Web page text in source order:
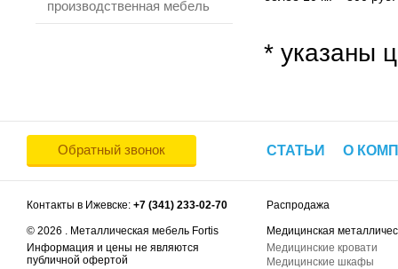
производственная мебель
* указаны
Обратный звонок СТАТЬИ О
Контакты в Ижевске: +7 (341) 233-02-70
© 2026 . Металлическая мебель Fortis
Информация и цены не являются
публичной офертой
Распродажа
Медицинская
Медицинские кровати
Медицинские шкафы